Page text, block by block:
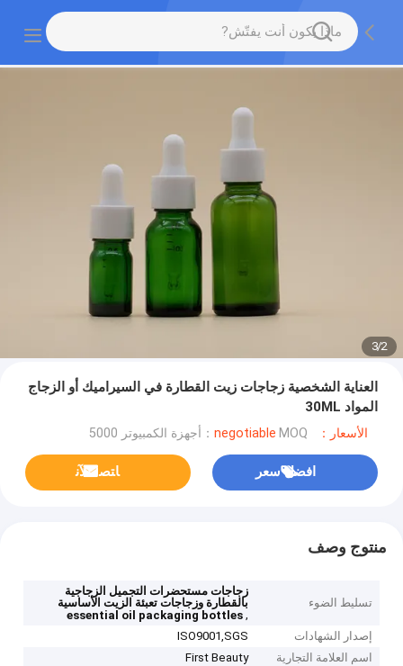
2
/
3
العناية الشخصية زجاجات زيت القطارة في السيراميك أو الزجاج
المواد 30ML
الأسعار：negotiable MOQ：أجهزة الكمبيوتر 5000
افضل سعر ﺎﺘﺼﻟ ﺍﻶﻧ
منتوج وصف
تسليط الضوء
زجاجات مستحضرات التجميل الزجاجية
بالقطارة وزجاجات تعبئة الزيت الأساسية
,
essential oil packaging bottles
إصدار الشهادات
ISO9001,SGS
اسم العلامة التجارية
First Beauty